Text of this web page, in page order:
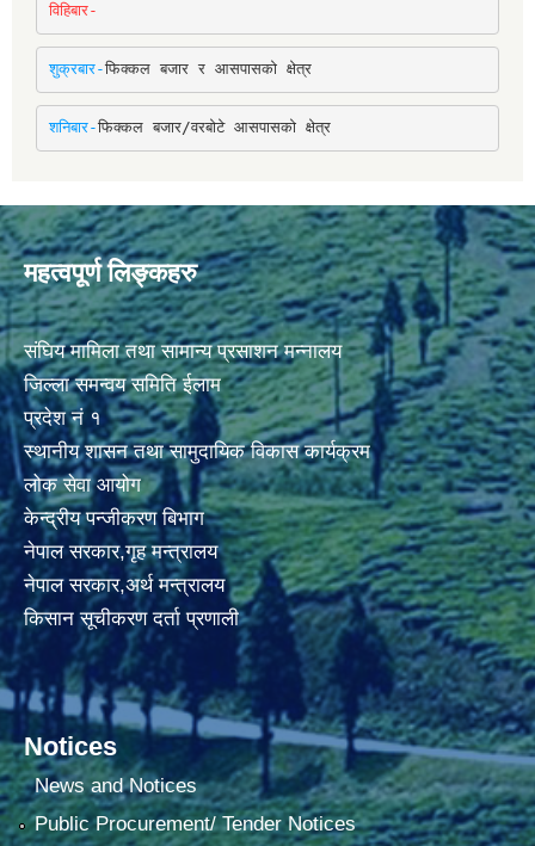
विहिबार-
शुक्रबार-फिक्कल बजार र आसपासको क्षेत्र
शनिबार-फिक्कल बजार/वरबोटे आसपासको क्षेत्र
महत्वपूर्ण लिङ्कहरु
संघिय मामिला तथा सामान्य प्रसाशन मन्नालय
जिल्ला समन्वय समिति ईलाम
प्रदेश नं १
स्थानीय शासन तथा सामुदायिक विकास कार्यक्रम
लोक सेवा आयोग
केन्द्रीय पन्जीकरण बिभाग
नेपाल सरकार,गृह मन्त्रालय
नेपाल सरकार,अर्थ मन्त्रालय
किसान सूचीकरण दर्ता प्रणाली
Notices
News and Notices
Public Procurement/ Tender Notices